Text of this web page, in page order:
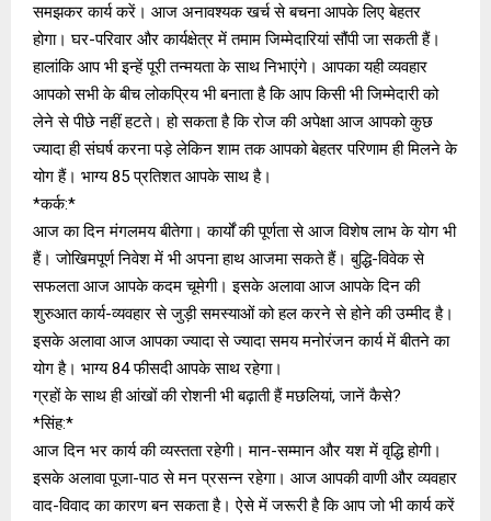
समझकर कार्य करें। आज अनावश्यक खर्च से बचना आपके लिए बेहतर
होगा। घर-परिवार और कार्यक्षेत्र में तमाम जिम्‍मेदारियां सौंपी जा सकती हैं।
हालांकि आप भी इन्‍हें पूरी तन्‍मयता के साथ निभाएंगे। आपका यही व्‍यवहार
आपको सभी के बीच लोकप्रिय भी बनाता है कि आप किसी भी जिम्‍मेदारी को
लेने से पीछे नहीं हटते। हो सकता है कि रोज की अपेक्षा आज आपको कुछ
ज्‍यादा ही संघर्ष करना पड़े लेकिन शाम तक आपको बेहतर परिणाम ही मिलने के
योग हैं। भाग्‍य 85 प्रतिशत आपके साथ है।
*कर्क:*
आज का दिन मंगलमय बीतेगा। कार्यों की पूर्णता से आज विशेष लाभ के योग भी
हैं। जोखिमपूर्ण निवेश में भी अपना हाथ आजमा सकते हैं। बुद्धि-विवेक से
सफलता आज आपके कदम चूमेगी। इसके अलावा आज आपके दिन की
शुरुआत कार्य-व्यवहार से जुड़ी समस्याओं को हल करने से होने की उम्‍मीद है।
इसके अलावा आज आपका ज्‍यादा से ज्‍यादा समय मनोरंजन कार्य में बीतने का
योग है। भाग्‍य 84 फीसदी आपके साथ रहेगा।
ग्रहों के साथ ही आंखों की रोशनी भी बढ़ाती हैं मछलियां, जानें कैसे?
*सिंह:*
आज दिन भर कार्य की व्यस्तता रहेगी। मान-सम्मान और यश में वृद्धि होगी।
इसके अलावा पूजा-पाठ से मन प्रसन्न रहेगा। आज आपकी वाणी और व्यवहार
वाद-विवाद का कारण बन सकता है। ऐसे में जरूरी है कि आप जो भी कार्य करें